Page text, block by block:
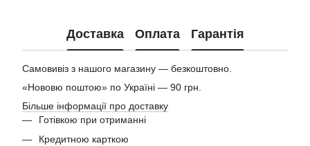
Доставка Оплата Гарантія
Самовивіз з нашого магазину — безкоштовно.
«Нововю поштою» по Україні — 90 грн.
Більше інформації про доставку
Готівкою при отриманні
Кредитною карткою